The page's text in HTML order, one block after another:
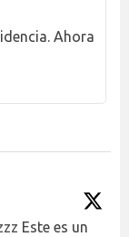
Ahora
Este es un